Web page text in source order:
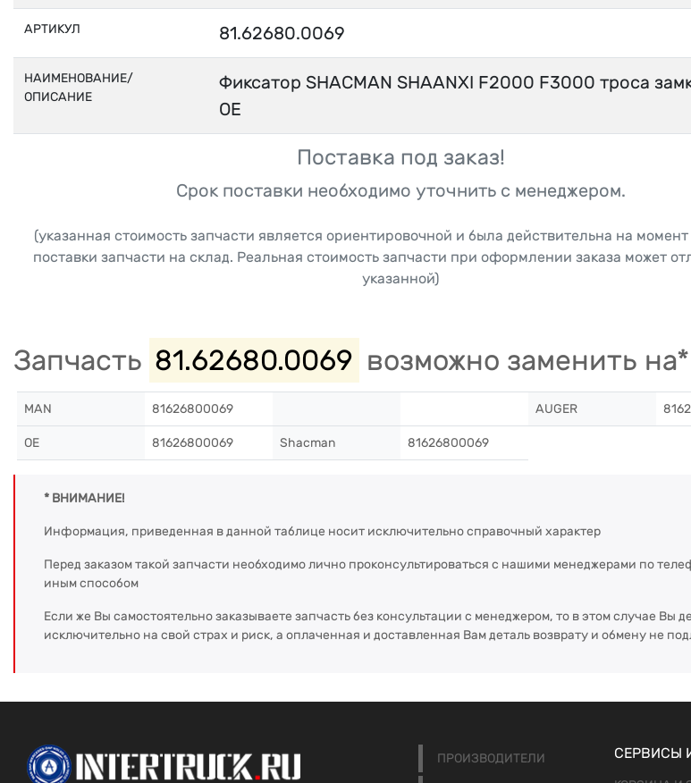
АРТИКУЛ 81.62680.0069
НАИМЕНОВАНИЕ/
ОПИСАНИЕ
Фиксатор SHACMAN SHAANXI F2000 F3000 троса
OE
Поставка под заказ!
Срок поставки необходимо уточнить с менеджером.
(указанная стоимость запчасти является ориентировочной и была действительна на
поставки запчасти на склад. Реальная стоимость запчасти при оформлении заказа может
указанной)
Запчасть 81.62680.0069 возможно заменить на*
MAN 81626800069 AUGER
OE 81626800069 Shacman 81626800069
* ВНИМАНИЕ!
Информация, приведенная в данной таблице носит исключительно справочный характер
Перед заказом такой запчасти необходимо лично проконсультироваться с нашими менеджерами по
иным способом
Если же Вы самостоятельно заказываете запчасть без консультации с менеджером, то в этом случае Вы
исключительно на свой страх и риск, а оплаченная и доставленная Вам деталь возврату и обмену не
ПРОИЗВОДИТЕЛИ СЕРВИСЫ